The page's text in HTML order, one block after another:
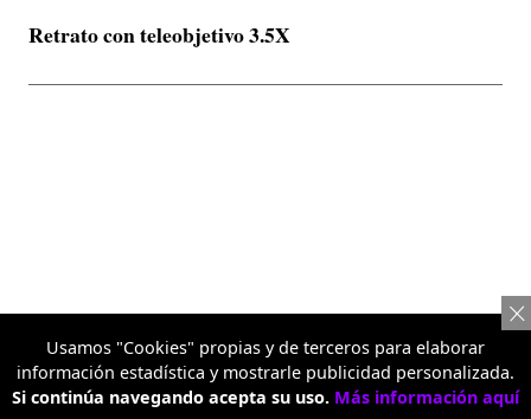
Retrato con teleobjetivo 3.5X
Usamos "Cookies" propias y de terceros para elaborar
información estadística y mostrarle publicidad personalizada.
Si continúa navegando acepta su uso. Más información aquí